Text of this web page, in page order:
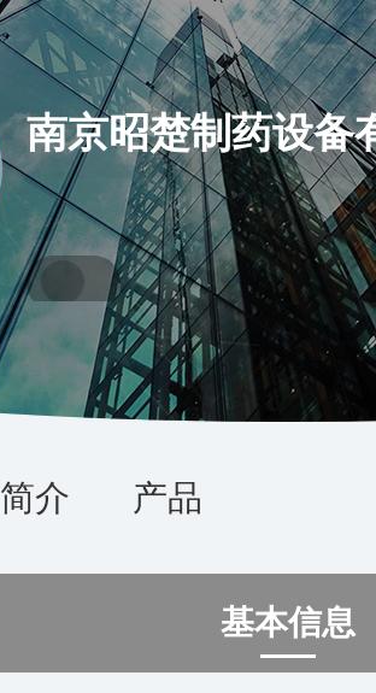
南京昭楚制药设备
简介 产品
基本信息